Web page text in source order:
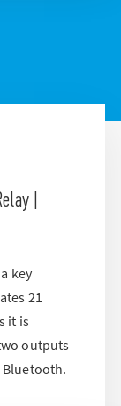
|
key
21
it is
outputs